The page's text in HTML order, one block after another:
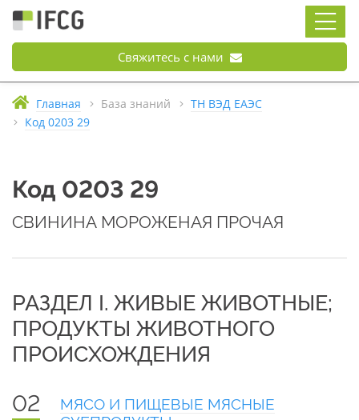
Свяжитесь с нами
Главная База знаний
ТН ВЭД ЕАЭС
Код 0203 29
Код 0203 29
СВИНИНА МОРОЖЕНАЯ ПРОЧАЯ
РАЗДЕЛ I. ЖИВЫЕ ЖИВОТНЫЕ;
ПРОДУКТЫ ЖИВОТНОГО
ПРОИСХОЖДЕНИЯ
02
МЯСО И ПИЩЕВЫЕ МЯСНЫЕ